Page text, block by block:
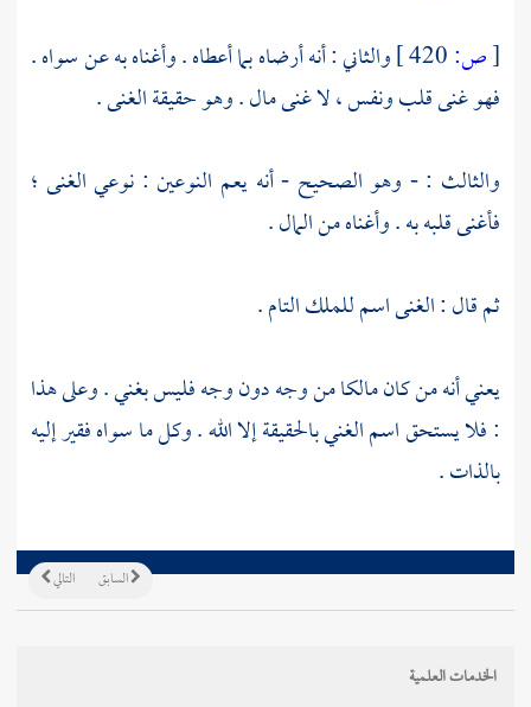
[ص:
والثاني : أنه أرضاه بما أعطاه . وأغناه به عن سواه .
فهو غنى قلب ونفس ، لا غنى مال . وهو حقيقة الغنى .
والثالث : - وهو الصحيح - أنه يعم النوعين : نوعي الغنى ؛
فأغنى قلبه به . وأغناه من المال .
ثم قال : الغنى اسم للملك التام .
يعني أنه من كان مالكا من وجه دون وجه فليس بغني . وعلى هذا
: فلا يستحق اسم الغني بالحقيقة إلا الله . وكل ما سواه فقير إليه
بالذات .
التالي السابق
الخدمات العلمية